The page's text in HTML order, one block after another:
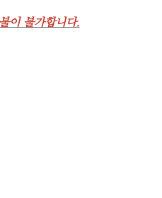
이 불가합니다.